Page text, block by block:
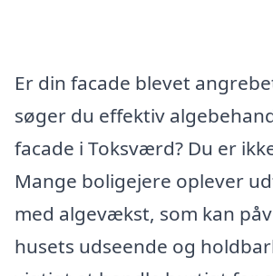
Er din facade blevet
søger du effektiv
facade i Toksværd? Du er
Mange boligejere oplever
med algevækst, som kan
husets udseende og